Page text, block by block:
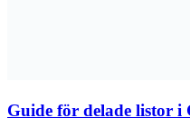
Guide för delade listor i